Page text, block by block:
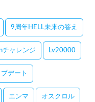
9周年HELL未来の答え
チャレンジ Lv20000
デート
エンマ オスクロル